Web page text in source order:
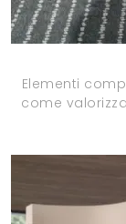
Elementi
come